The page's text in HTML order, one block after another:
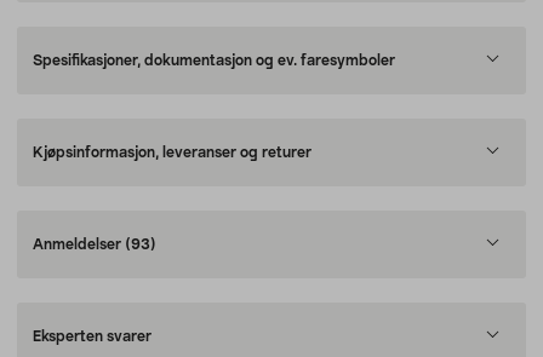
Spesifikasjoner, dokumentasjon og ev. faresymboler
Kjøpsinformasjon, leveranser og returer
Anmeldelser (93)
Eksperten svarer